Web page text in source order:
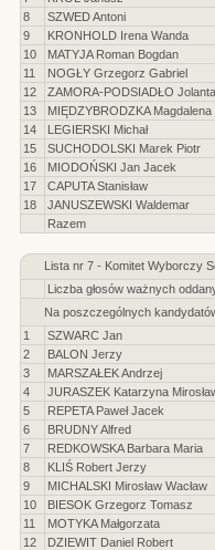
8
SZWED Antoni
9
KRONHOLD Irena Wanda
10
MATYJA Roman Bogdan
11
NOGŁY Grzegorz Gabriel
12
ZAMORA-PODSIADŁO
13
MIĘDZYBRODZKA Magdalena
14
LEGIERSKI Michał
15
SUCHODOLSKI Marek Piotr
16
MIODOŃSKI Jan Jacek
17
CAPUTA Stanisław
18
JANUSZEWSKI Waldemar
Razem
Lista nr 7 - Komitet Wyborczy
Liczba głosów ważnych
Na poszczególnych
1
SZWARC Jan
2
BALON Jerzy
3
MARSZAŁEK Andrzej
4
JURASZEK Katarzyna
5
REPETA Paweł Jacek
6
BRUDNY Alfred
7
REDKOWSKA Barbara Maria
8
KLIŚ Robert Jerzy
9
MICHALSKI Mirosław Wacław
10
BIESOK Grzegorz Tomasz
11
MOTYKA Małgorzata
12
DZIEWIT Daniel Robert